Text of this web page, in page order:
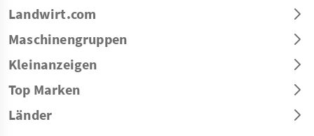
Landwirt.com
Maschinengruppen
Kleinanzeigen
Top Marken
Länder